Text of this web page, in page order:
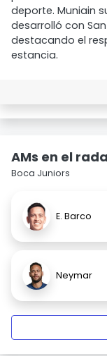
deporte. Muniain
desarrolló con
destacando el
estancia.
AMs en el
Boca Juniors
E. Barco
Neymar